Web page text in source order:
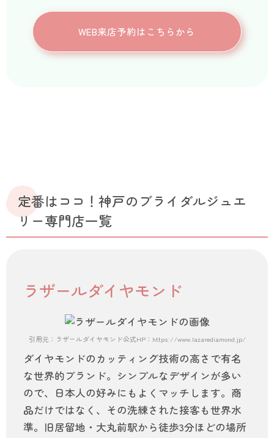
WEB来店予約はこちらから
定番はココ！神戸のブライダルジュエ
リー専門店一覧
ラザールダイヤモンド
引用元：ラザールダイヤモンド公式HP：https://www.lazarediamond.jp/
ダイヤモンドのカッティング技術の高さで有名
な世界的ブランド。シンプルなデザインが多い
ので、日本人の好みにもよくマッチします。商
品だけではなく、その洗練された接客も世界水
準。旧居留地・大丸前駅から徒歩3分ほどの場所